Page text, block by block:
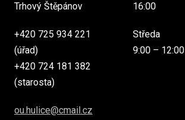
Trhový Štěpánov
+420 725 934 221
(úřad)
+420 724 181 382
(starosta)
ou.hulice@cmail.cz
16:00
Středa
9:00 – 12:00